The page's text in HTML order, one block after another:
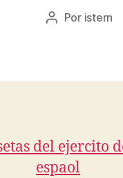
Autor
Por istern